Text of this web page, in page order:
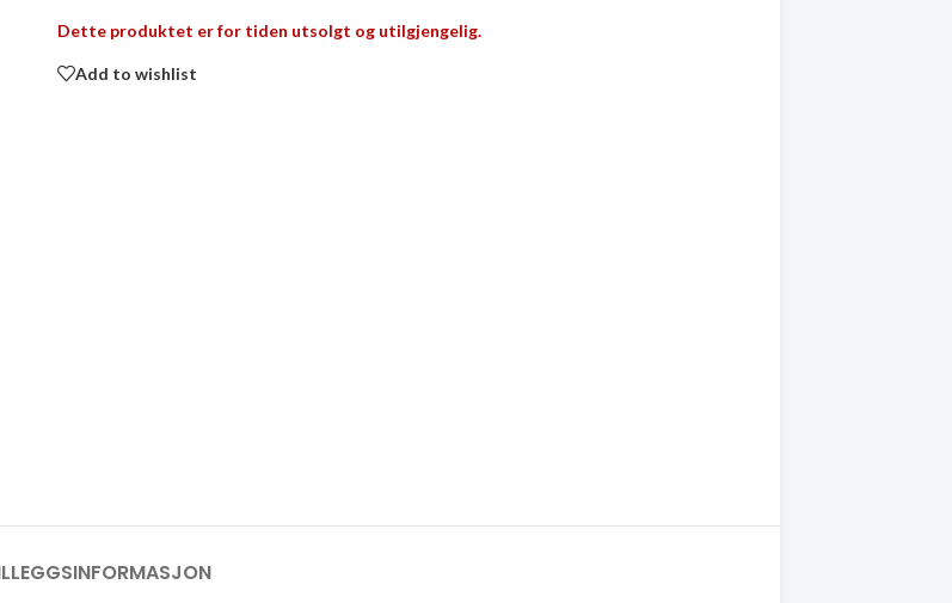
Dette produktet er for tiden utsolgt og utilgjengelig.
Add to wishlist